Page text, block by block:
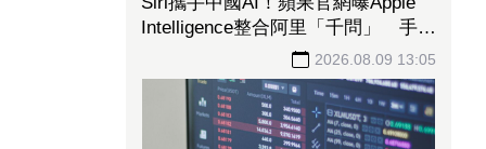
Intelligence整合阿里「千問」 手冊
2026.08.09 13:05